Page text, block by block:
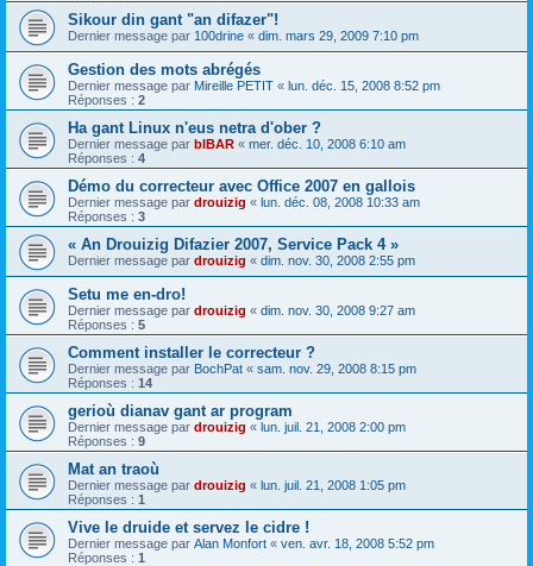
Sikour din gant "an difazer"!
Dernier message par 100drine « dim. mars 29, 2009 7:10 pm
Gestion des mots abrégés
Dernier message par Mireille PETIT « lun. déc. 15, 2008 8:52 pm
Réponses : 2
Ha gant Linux n'eus netra d'ober ?
Dernier message par bIBAR « mer. déc. 10, 2008 6:10 am
Réponses : 4
Démo du correcteur avec Office 2007 en gallois
Dernier message par drouizig « lun. déc. 08, 2008 10:33 am
Réponses : 3
« An Drouizig Difazier 2007, Service Pack 4 »
Dernier message par drouizig « dim. nov. 30, 2008 2:55 pm
Setu me en-dro!
Dernier message par drouizig « dim. nov. 30, 2008 9:27 am
Réponses : 5
Comment installer le correcteur ?
Dernier message par BochPat « sam. nov. 29, 2008 8:15 pm
Réponses : 14
gerioù dianav gant ar program
Dernier message par drouizig « lun. juil. 21, 2008 2:00 pm
Réponses : 9
Mat an traoù
Dernier message par drouizig « lun. juil. 21, 2008 1:05 pm
Réponses : 1
Vive le druide et servez le cidre !
Dernier message par Alan Monfort « ven. avr. 18, 2008 5:52 pm
Réponses : 1